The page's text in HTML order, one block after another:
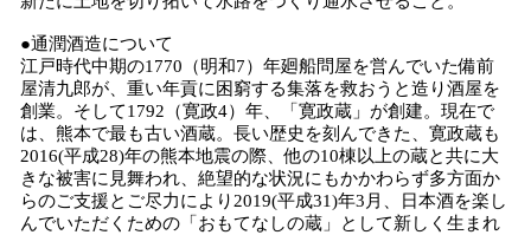
●通潤酒造について
江戸時代中期の1770（明和7）年廻船問屋を営んでいた備前
屋清九郎が、重い年貢に困窮する集落を救おうと造り酒屋を
創業。そして1792（寛政4）年、「寛政蔵」が創建。現在で
は、熊本で最も古い酒蔵。長い歴史を刻んできた、寛政蔵も
2016(平成28)年の熊本地震の際、他の10棟以上の蔵と共に大
きな被害に見舞われ、絶望的な状況にもかかわらず多方面か
らのご支援とご尽力により2019(平成31)年3月、日本酒を楽し
んでいただくための「おもてなしの蔵」として新しく生まれ